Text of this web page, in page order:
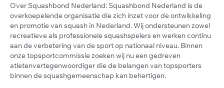
Over Squashbond Nederland: Squashbond Nederland is de
overkoepelende organisatie die zich inzet voor de ontwikkeling
en promotie van squash in Nederland. Wij ondersteunen zowel
recreatieve als professionele squashspelers en werken continu
aan de verbetering van de sport op nationaal niveau. Binnen
onze topsportcommissie zoeken wij nu een gedreven
atletenvertegenwoordiger die de belangen van topsporters
binnen de squashgemeenschap kan behartigen.